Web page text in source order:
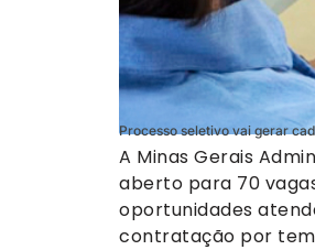
Processo seletivo vai gerar
A Minas Gerais
aberto para 70
oportunidades
contratação por